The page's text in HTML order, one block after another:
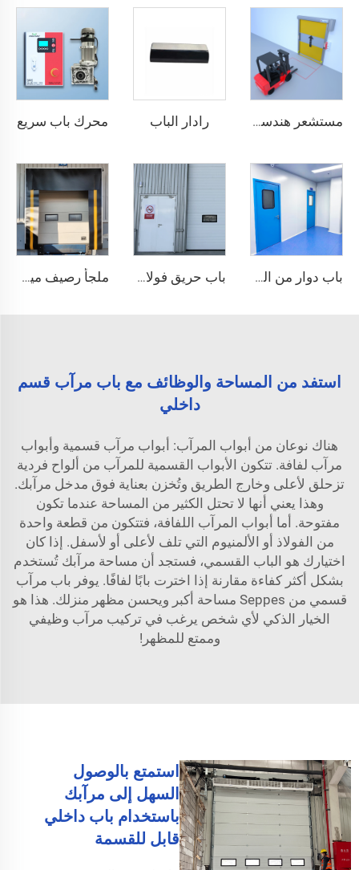
مستشعر هندسي رادار الباب محرك باب سريع
باب دوار من الفولاذ باب حريق فولاذي ملجأ رصيف ميكانيكي
استفد من المساحة والوظائف مع باب مرآب قسم
داخلي
هناك نوعان من أبواب المرآب: أبواب مرآب قسمية وأبواب
مرآب لفافة. تتكون الأبواب القسمية للمرآب من ألواح فردية
تزحلق لأعلى وخارج الطريق وتُخزن بعناية فوق مدخل مرآبك.
وهذا يعني أنها لا تحتل الكثير من المساحة عندما تكون
مفتوحة. أما أبواب المرآب اللفافة، فتتكون من قطعة واحدة
من الفولاذ أو الألمنيوم التي تلف لأعلى أو لأسفل. إذا كان
اختيارك هو الباب القسمي، فستجد أن مساحة مرآبك تُستخدم
بشكل أكثر كفاءة مقارنة إذا اخترت بابًا لفافًا. يوفر باب مرآب
قسمي من Seppes مساحة أكبر ويحسن مظهر منزلك. هذا هو
الخيار الذكي لأي شخص يرغب في تركيب مرآب وظيفي
وممتع للمظهر!
استمتع بالوصول
السهل إلى مرآبك
باستخدام باب داخلي
قابل للقسمة